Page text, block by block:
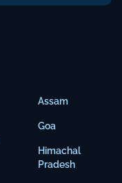
Assam
Goa
Himachal
Pradesh